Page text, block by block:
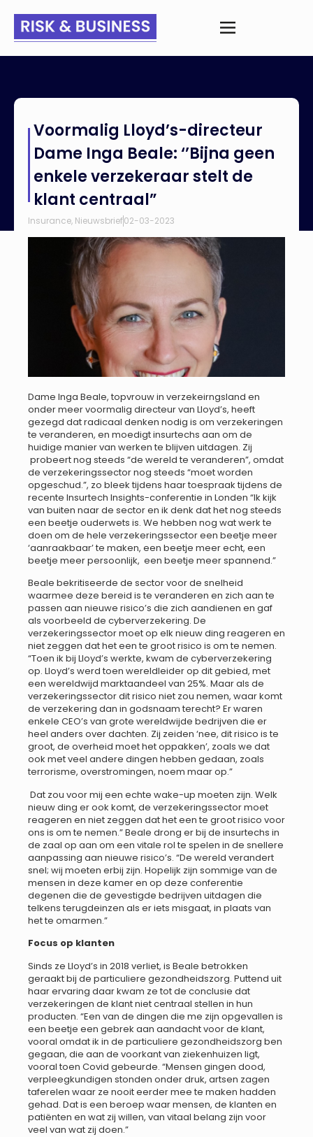
Beale: ‘’Bijna geen enkele verzekeraar stelt de klant centraal”
Voormalig Lloyd’s-directeur
Dame Inga Beale: ‘’Bijna geen
enkele verzekeraar stelt de
klant centraal”
Insurance, Nieuwsbrief02-03-2023
Dame Inga Beale, topvrouw in verzekeirngsland en
onder meer voormalig directeur van Lloyd’s, heeft
gezegd dat radicaal denken nodig is om verzekeringen
te veranderen, en moedigt insurtechs aan om de
huidige manier van werken te blijven uitdagen. Zij
probeert nog steeds “de wereld te veranderen”, omdat
de verzekeringssector nog steeds “moet worden
opgeschud.”, zo bleek tijdens haar toespraak tijdens de
recente Insurtech Insights-conferentie in Londen “Ik kijk
van buiten naar de sector en ik denk dat het nog steeds
een beetje ouderwets is. We hebben nog wat werk te
doen om de hele verzekeringssector een beetje meer
‘aanraakbaar’ te maken, een beetje meer echt, een
beetje meer persoonlijk, een beetje meer spannend.”
Beale bekritiseerde de sector voor de snelheid
waarmee deze bereid is te veranderen en zich aan te
passen aan nieuwe risico’s die zich aandienen en gaf
als voorbeeld de cyberverzekering. De
verzekeringssector moet op elk nieuw ding reageren en
niet zeggen dat het een te groot risico is om te nemen.
“Toen ik bij Lloyd’s werkte, kwam de cyberverzekering
op. Lloyd’s werd toen wereldleider op dit gebied, met
een wereldwijd marktaandeel van 25%. Maar als de
verzekeringssector dit risico niet zou nemen, waar komt
de verzekering dan in godsnaam terecht? Er waren
enkele CEO’s van grote wereldwijde bedrijven die er
heel anders over dachten. Zij zeiden ‘nee, dit risico is te
groot, de overheid moet het oppakken’, zoals we dat
ook met veel andere dingen hebben gedaan, zoals
terrorisme, overstromingen, noem maar op.”
Dat zou voor mij een echte wake-up moeten zijn. Welk
nieuw ding er ook komt, de verzekeringssector moet
reageren en niet zeggen dat het een te groot risico voor
ons is om te nemen.” Beale drong er bij de insurtechs in
de zaal op aan om een vitale rol te spelen in de snellere
aanpassing aan nieuwe risico’s. “De wereld verandert
snel; wij moeten erbij zijn. Hopelijk zijn sommige van de
mensen in deze kamer en op deze conferentie
degenen die de gevestigde bedrijven uitdagen die
telkens terugdeinzen als er iets misgaat, in plaats van
het te omarmen.”
Focus op klanten
Sinds ze Lloyd’s in 2018 verliet, is Beale betrokken
geraakt bij de particuliere gezondheidszorg. Puttend uit
haar ervaring daar kwam ze tot de conclusie dat
verzekeringen de klant niet centraal stellen in hun
producten. “Een van de dingen die me zijn opgevallen is
een beetje een gebrek aan aandacht voor de klant,
vooral omdat ik in de particuliere gezondheidszorg ben
gegaan, die aan de voorkant van ziekenhuizen ligt,
vooral toen Covid gebeurde. “Mensen gingen dood,
verpleegkundigen stonden onder druk, artsen zagen
taferelen waar ze nooit eerder mee te maken hadden
gehad. Dat is een beroep waar mensen, de klanten en
patiënten en wat zij willen, van vitaal belang zijn voor
veel van wat zij doen.”